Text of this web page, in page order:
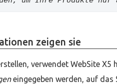
zeigen sie
verwendet WebSite
eingegeben werden, auf das